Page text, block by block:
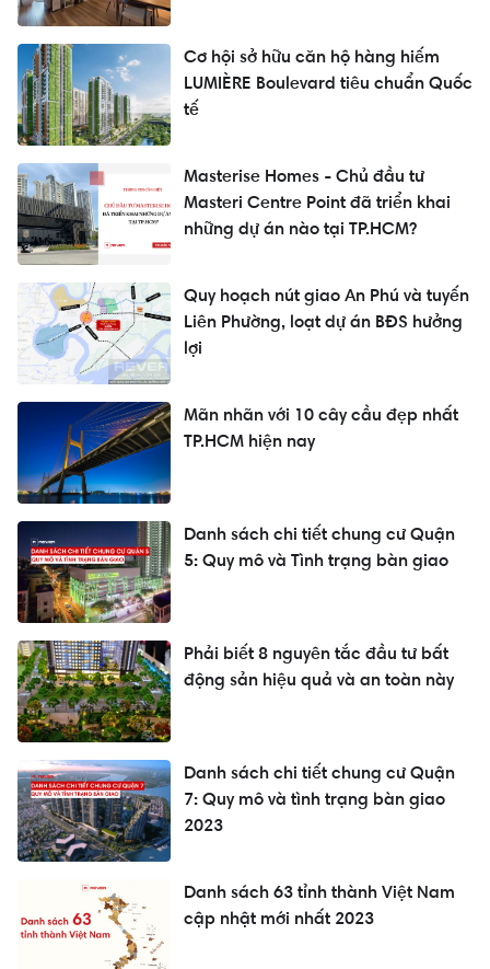
Cơ hội sở hữu căn hộ hàng hiếm
LUMIÈRE Boulevard tiêu chuẩn Quốc
tế
Masterise Homes - Chủ đầu tư
Masteri Centre Point đã triển khai
những dự án nào tại TP.HCM?
Quy hoạch nút giao An Phú và tuyến
Liên Phường, loạt dự án BĐS hưởng
lợi
Mãn nhãn với 10 cây cầu đẹp nhất
TP.HCM hiện nay
Danh sách chi tiết chung cư Quận
5: Quy mô và Tình trạng bàn giao
Phải biết 8 nguyên tắc đầu tư bất
động sản hiệu quả và an toàn này
Danh sách chi tiết chung cư Quận
7: Quy mô và tình trạng bàn giao
2023
Danh sách 63 tỉnh thành Việt Nam
cập nhật mới nhất 2023